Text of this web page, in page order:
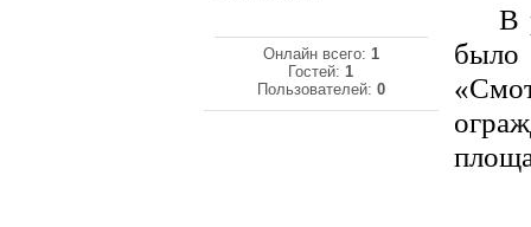
Онлайн всего: 1
Гостей:1
Пользователей: 0
В
было